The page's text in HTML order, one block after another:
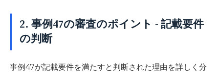
2. 事例47の審査のポイント - 記載要件
の判断
事例47が記載要件を満たすと判断された理由を詳しく分